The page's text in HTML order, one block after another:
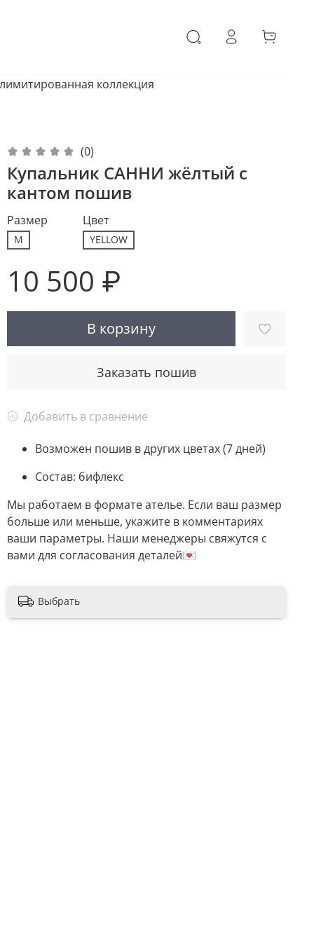
коллекция
(0)
Купальник САННИ жёлтый с
кантом пошив
Размер
M
Цвет
YELLOW
10 500 ₽
В корзину
Заказать пошив
Добавить в сравнение
Возможен пошив в других цветах (7 дней)
Состав: бифлекс
Мы работаем в формате ателье. Если ваш размер
больше или меньше, укажите в комментариях
ваши параметры. Наши менеджеры свяжутся с
вами для согласования деталей💌
Выбрать